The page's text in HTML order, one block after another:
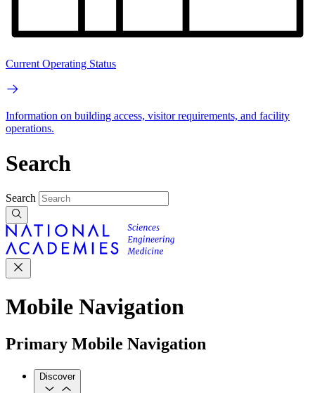
Current Operating Status
Information on building access, visitor requirements, and facility
operations.
Search
Search
Mobile Navigation
Primary Mobile Navigation
Discover